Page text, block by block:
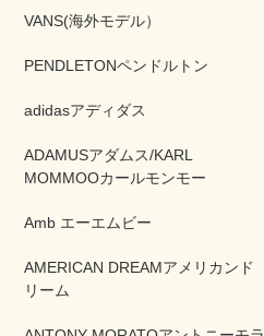
VANS(海外モデル）
PENDLETONペンドルトン
adidasアディダス
ADAMUSアダムス/KARL
MOMMOOカールモンモー
Amb エーエムビー
AMERICAN DREAMアメリカンド
リーム